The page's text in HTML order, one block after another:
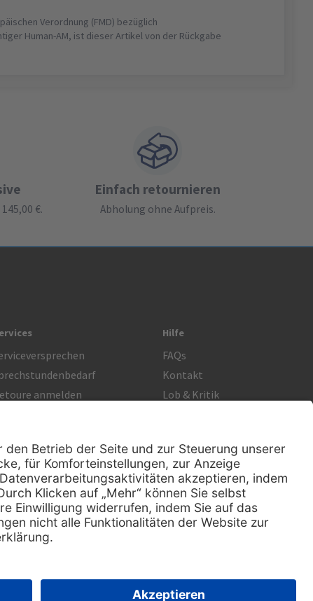
Verordnung (FMD) bezüglich
Human-AM, ist dieser Artikel von der Rückgabe
€.
Einfach retournieren
Abholung ohne Aufpreis.
anmelden
Hilfe
FAQs
Kontakt
Lob & Kritik
AGB
Impressum
Datenschutz
Nachhaltigkeit
E-Rechnung